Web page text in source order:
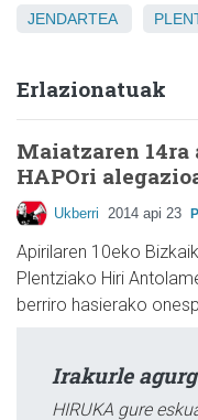
JENDARTEA
Erlazionatuak
Maiatzaren 14ra
HAPOri
Ukberri 2014 api 23
Apirilaren 10eko
Plentziako Hiri
berriro hasierako
Irakurle
HIRUKA gure